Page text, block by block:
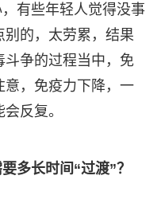
有些年轻人觉得没事
的，太劳累，结果
斗争的过程当中，免
，免疫力下降，一
反复。
多长时间“过渡”？